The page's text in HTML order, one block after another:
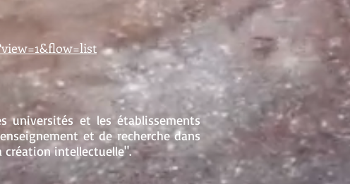
universités et les établissements
et de recherche dans
création intellectuelle".